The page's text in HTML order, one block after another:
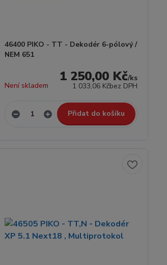
46400 PIKO - TT - Dekodér 6-pólový /
NEM 651
1 250,00 Kč/ks
1 033,06 Kčbez DPH
Není skladem
Přidat do košíku